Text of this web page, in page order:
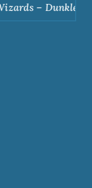
Apotheose